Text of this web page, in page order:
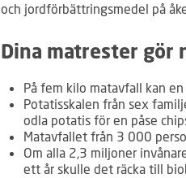
och jordförbättringsmedel på
Dina matrester gör
På fem kilo matavfall kan
Potatisskalen från sex
odla potatis för en påse
Matavfallet från 3 000
Om alla 2,3 miljoner
ett år skulle det räcka till